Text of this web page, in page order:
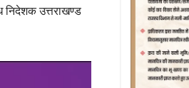
निदेशक उत्तराखण्ड